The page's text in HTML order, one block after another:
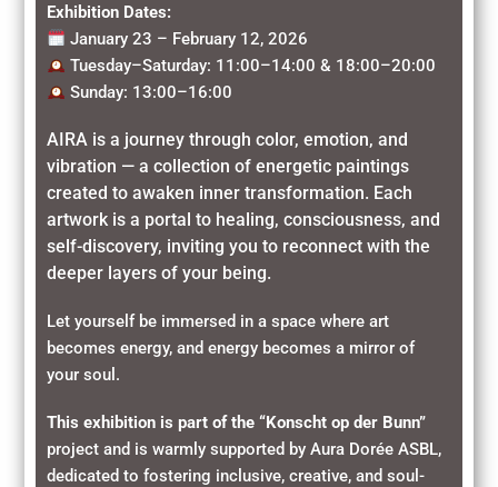
Exhibition Dates:
January 23 – February 12, 2026
Tuesday–Saturday: 11:00–14:00 & 18:00–20:00
Sunday: 13:00–16:00
AIRA is a journey through color, emotion, and
vibration — a collection of energetic paintings
created to awaken inner transformation. Each
artwork is a portal to healing, consciousness, and
self-discovery, inviting you to reconnect with the
deeper layers of your being.
Let yourself be immersed in a space where art
becomes energy, and energy becomes a mirror of
your soul.
This exhibition is part of the “Konscht op der Bunn”
project and is warmly supported by Aura Dorée ASBL,
dedicated to fostering inclusive, creative, and soul-